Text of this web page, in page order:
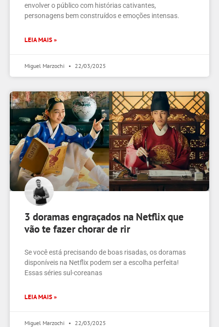
envolver o público com histórias cativantes,
personagens bem construídos e emoções intensas.
LEIA MAIS »
Miguel Marzochi 22/03/2025
3 doramas engraçados na Netflix que
vão te fazer chorar de rir
Se você está precisando de boas risadas, os doramas
disponíveis na Netflix podem ser a escolha perfeita!
Essas séries sul-coreanas
LEIA MAIS »
Miguel Marzochi 22/03/2025